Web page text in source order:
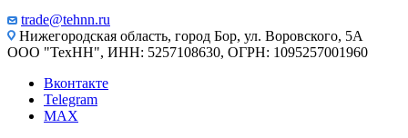
trade@tehnn.ru
Нижегородская область, город Бор, ул. Воровского, 5А
ООО "ТехНН", ИНН: 5257108630, ОГРН: 1095257001960
Вконтакте
Telegram
MAX